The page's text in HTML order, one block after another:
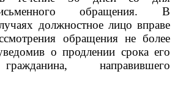
обращения. В
должностное лицо вправе
обращения не более
о продлении срока его
направившего